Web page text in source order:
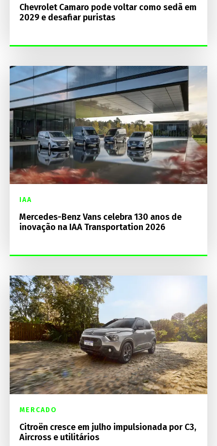
Chevrolet Camaro pode voltar como sedã em
2029 e desafiar puristas
IAA
Mercedes-Benz Vans celebra 130 anos de
inovação na IAA Transportation 2026
MERCADO
Citroën cresce em julho impulsionada por C3,
Aircross e utilitários